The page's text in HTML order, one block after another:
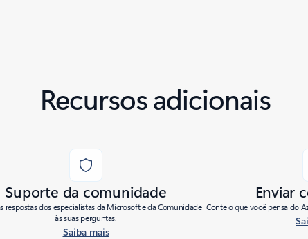
Recursos adicionais
Suporte da comunidade
respostas dos especialistas da Microsoft e da Comunidade
às suas perguntas.
Saiba mais
Enviar
Conte o que você pensa do